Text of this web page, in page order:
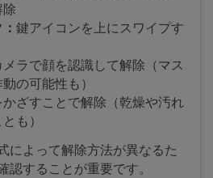
鍵アイコンを上にスワイプす
メラで顔を認識して解除（マス
の可能性も）
かざすことで解除（乾燥や汚れ
も）
によって解除方法が異なるた
認することが重要です。